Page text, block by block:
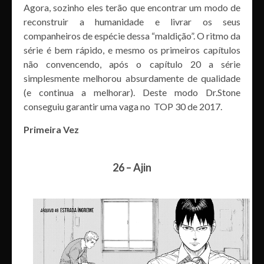
Agora, sozinho eles terão que encontrar um modo de
reconstruir a humanidade e livrar os seus
companheiros de espécie dessa “maldição”. O ritmo da
série é bem rápido, e mesmo os primeiros capítulos
não convencendo, após o capítulo 20 a série
simplesmente melhorou absurdamente de qualidade
(e continua a melhorar). Deste modo Dr.Stone
conseguiu garantir uma vaga no TOP 30 de 2017.
Primeira Vez
26 – Ajin